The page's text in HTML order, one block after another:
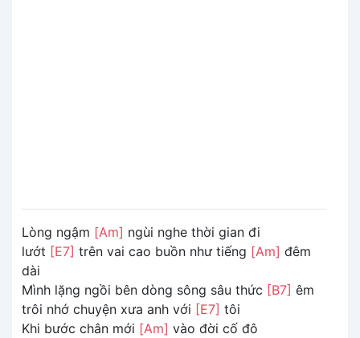
Lòng ngậm [Am] ngùi nghe thời gian đi
lướt [E7] trên vai cao buồn như tiếng [Am] đêm
dài
Mình lặng ngồi bên dòng sông sâu thức [B7] êm
trôi nhớ chuyện xưa anh với [E7] tôi
Khi bước chân mới [Am] vào đời cố đô